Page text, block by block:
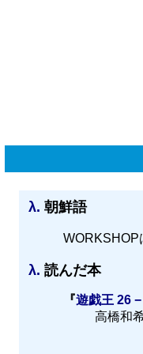
λ. 朝鮮語
WORKSHOP
λ. 読んだ本
『遊戯王 26
高橋和